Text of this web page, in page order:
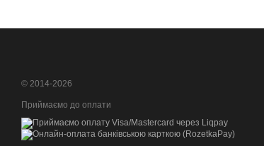
© 2014-2026
Приймаємо до оплати